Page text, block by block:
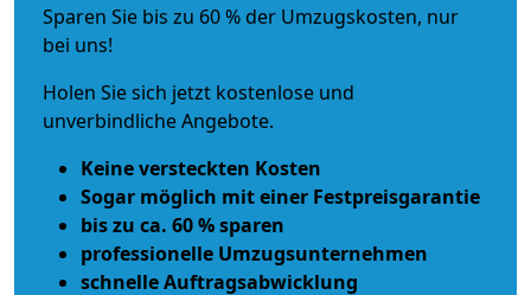
Sparen Sie bis zu 60 % der Umzugskosten, nur
bei uns!
Holen Sie sich jetzt kostenlose und
unverbindliche Angebote.
Keine versteckten Kosten
Sogar möglich mit einer Festpreisgarantie
bis zu ca. 60 % sparen
professionelle Umzugsunternehmen
schnelle Auftragsabwicklung